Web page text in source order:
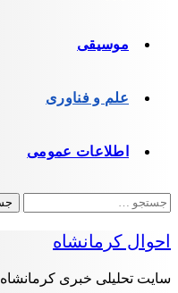
موسیقی
علم و فناوری
اطلاعات عمومی
جستجو
برای:
احوال کرمانشاه
سایت تحلیلی خبری کرمانشاه